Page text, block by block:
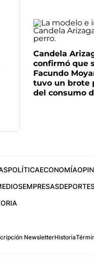
Candela
confirmó que
Facundo
tuvo un brote
del consumo
POLÍTICAECONOMÍA
EMPRESAS
NewsletterHistoria